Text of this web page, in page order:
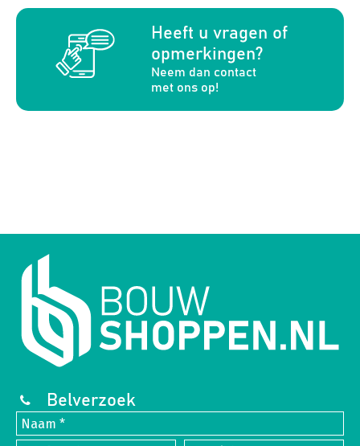
Heeft u vragen of
opmerkingen?
Neem dan contact
met ons op!
a
Belverzoek